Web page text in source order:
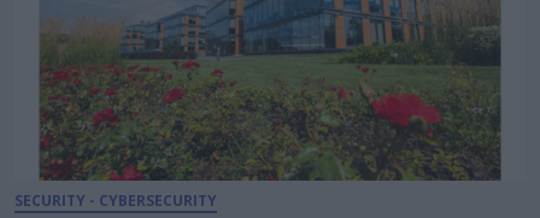
SECURITY - CYBERSECURITY